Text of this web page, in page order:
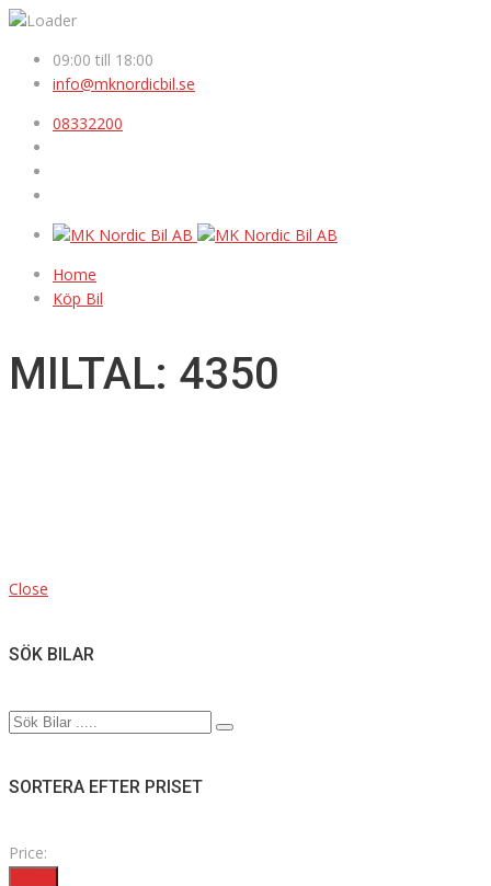
09:00 till 18:00
info@mknordicbil.se
08332200
Home
Köp Bil
MILTAL: 4350
Close
SÖK BILAR
SORTERA EFTER PRISET
Price: